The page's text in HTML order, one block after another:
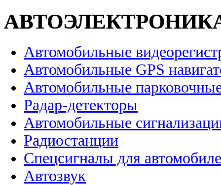
Автомобильные
Автомобильные GPS
Автомобильные
Радар-детекторы
Автомобильные
Радиостанции
Спецсигналы для
Автозвук